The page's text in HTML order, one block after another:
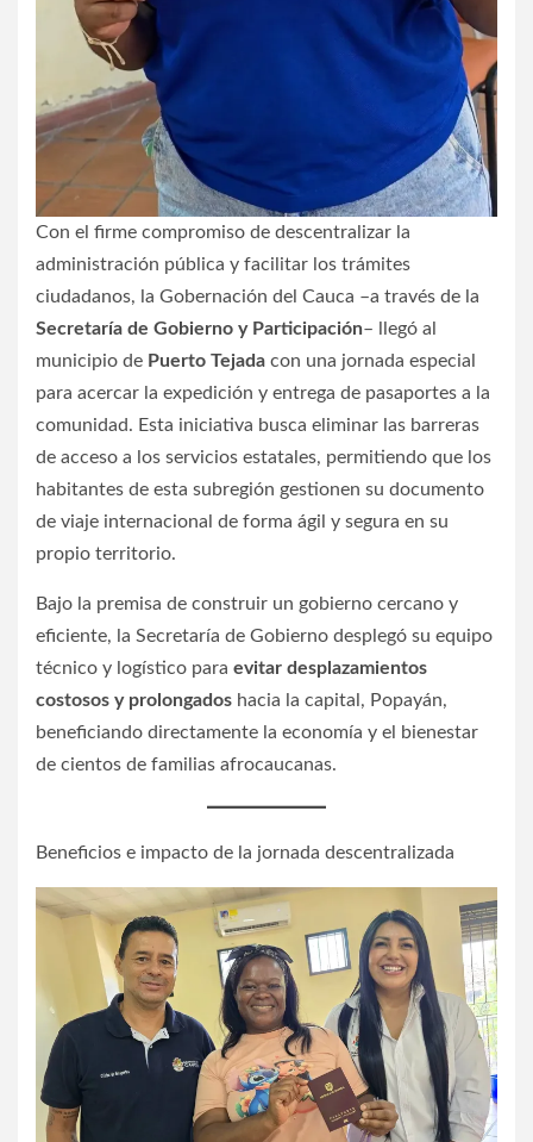
Con el firme compromiso de descentralizar la
administración pública y facilitar los trámites
ciudadanos, la Gobernación del Cauca –a través de la
Secretaría de Gobierno y Participación– llegó al
municipio de Puerto Tejada con una jornada especial
para acercar la expedición y entrega de pasaportes a la
comunidad. Esta iniciativa busca eliminar las barreras
de acceso a los servicios estatales, permitiendo que los
habitantes de esta subregión gestionen su documento
de viaje internacional de forma ágil y segura en su
propio territorio.
Bajo la premisa de construir un gobierno cercano y
eficiente, la Secretaría de Gobierno desplegó su equipo
técnico y logístico para evitar desplazamientos
costosos y prolongados hacia la capital, Popayán,
beneficiando directamente la economía y el bienestar
de cientos de familias afrocaucanas.
Beneficios e impacto de la jornada descentralizada